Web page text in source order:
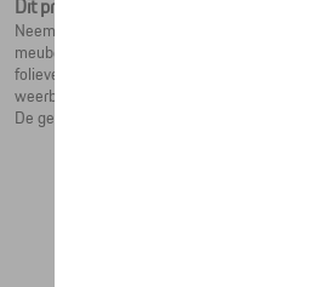
Dit product is momenteel niet op stock
Neem plaats - en voel het racecircuit: een
meubelstuk voor alle race-, Porsche- en
folieverpakking op basis van het
weerbestendig, waardoor het vat geschikt
De gestoffeerde zitting garandeert overal